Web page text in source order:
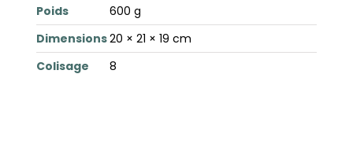
Poids
600 g
Dimensions20 × 21 × 19 cm
Colisage
8